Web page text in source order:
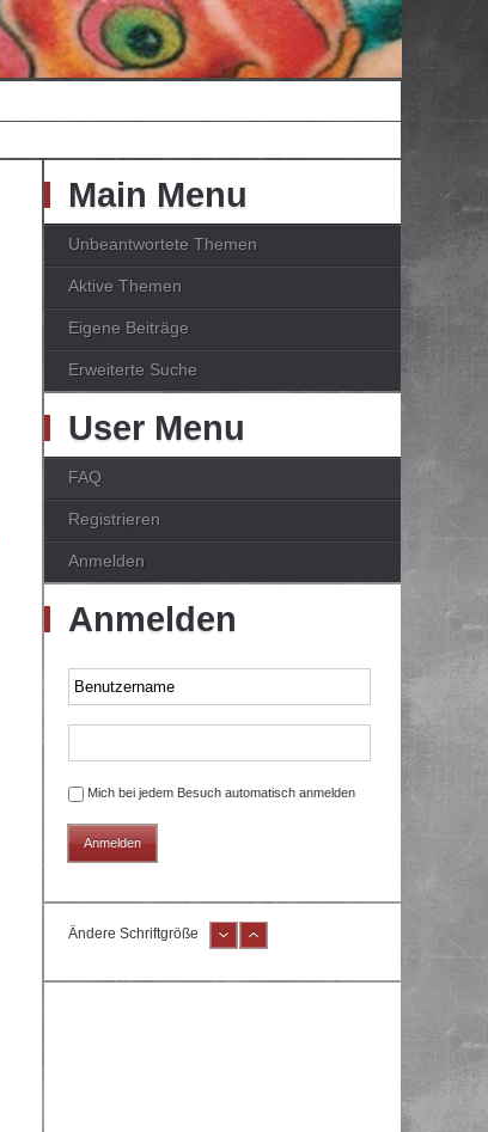
Main Menu
Unbeantwortete Themen
Aktive Themen
Eigene Beiträge
Erweiterte Suche
User Menu
FAQ
Registrieren
Anmelden
Anmelden
Mich bei jedem Besuch automatisch anmelden
Ändere Schriftgröße